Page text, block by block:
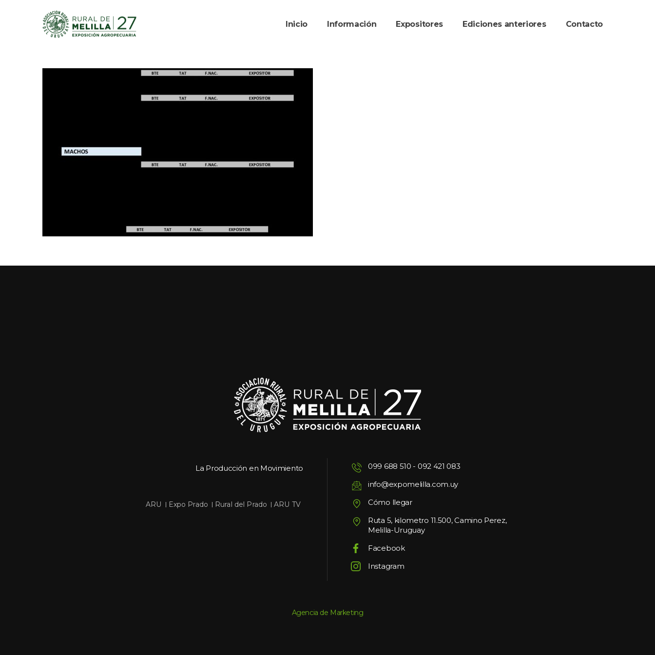
Inicio Información Expositore Ediciones anteriore Contacto
La Producción en Movimiento
ARU Expo Prado Rural del Prado ARU TV
099 688 510 - 092 421 083
info@expomelilla.com.uy
Cómo llegar
Ruta 5, kilometro 11.500, Camino Perez,
Melilla-Uruguay
Facebook
Instagram
Agencia de Marketing